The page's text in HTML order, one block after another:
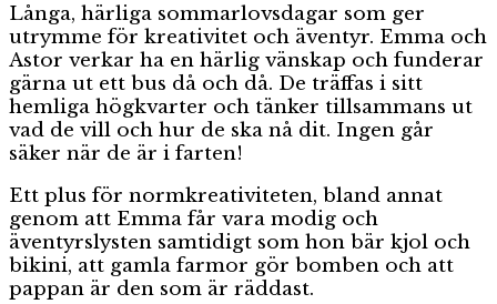
Långa, härliga sommarlovsdagar som ger
utrymme för kreativitet och äventyr. Emma och
Astor verkar ha en härlig vänskap och funderar
gärna ut ett bus då och då. De träffas i sitt
hemliga högkvarter och tänker tillsammans ut
vad de vill och hur de ska nå dit. Ingen går
säker när de är i farten!
Ett plus för normkreativiteten, bland annat
genom att Emma får vara modig och
äventyrslysten samtidigt som hon bär kjol och
bikini, att gamla farmor gör bomben och att
pappan är den som är räddast.